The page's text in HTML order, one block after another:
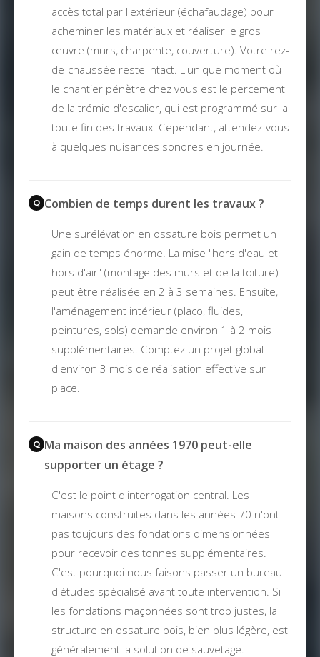
accès total par l'extérieur (échafaudage) pour
acheminer les matériaux et réaliser le gros
œuvre (murs, charpente, couverture). Votre rez-
de-chaussée reste intact. L'unique moment où
le chantier pénètre chez vous est le percement
de la trémie d'escalier, qui est programmé sur la
toute fin des travaux. Cependant, attendez-vous
à quelques nuisances sonores en journée.
Combien de temps durent les travaux ?
Une surélévation en ossature bois permet un
gain de temps énorme. La mise "hors d'eau et
hors d'air" (montage des murs et de la toiture)
peut être réalisée en 2 à 3 semaines. Ensuite,
l'aménagement intérieur (placo, fluides,
peintures, sols) demande environ 1 à 2 mois
supplémentaires. Comptez un projet global
d'environ 3 mois de réalisation effective sur
place.
Ma maison des années 1970 peut-elle
supporter un étage ?
C'est le point d'interrogation central. Les
maisons construites dans les années 70 n'ont
pas toujours des fondations dimensionnées
pour recevoir des tonnes supplémentaires.
C'est pourquoi nous faisons passer un bureau
d'études spécialisé avant toute intervention. Si
les fondations maçonnées sont trop justes, la
structure en ossature bois, bien plus légère, est
généralement la solution de sauvetage.